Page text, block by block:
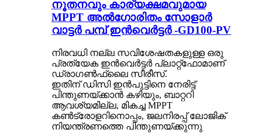
നൂതനവും കാര്യക്ഷമവുമായ
MPPT അൽഗോരിതം സോളാർ
വാട്ടർ പമ്പ് ഇൻവെർട്ടർ -GD100-PV
നിരവധി നല്ല സവിശേഷതകളുള്ള ഒരു
പ്രത്യേക ഇൻവെർട്ടർ പ്ലാറ്റ്‌ഫോമാണ്
ഡ്രാഗൺഫ്ലൈ സീരീസ്.
ഇതിന് ഡിസി ഇൻപുട്ടിനെ നേരിട്ട്
പിന്തുണയ്ക്കാൻ കഴിയും, ബാറ്ററി
ആവശ്യമില്ല, മികച്ച MPPT
കൺട്രോളറിനൊപ്പം, ജലനിരപ്പ് ലോജിക്
നിയന്ത്രണത്തെ പിന്തുണയ്ക്കുന്നു